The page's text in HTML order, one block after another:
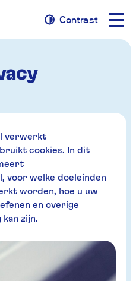
Contrast
Contrast
verwerkt
cookies. In dit
voor welke doeleinden
worden, hoe u uw
en overige
zijn.